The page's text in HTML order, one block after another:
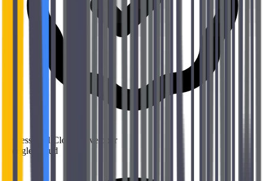
Professional Cloud Developer
Google Cloud